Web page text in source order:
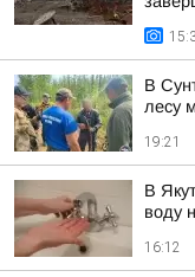
В
лесу
19:21
В
воду
16:12